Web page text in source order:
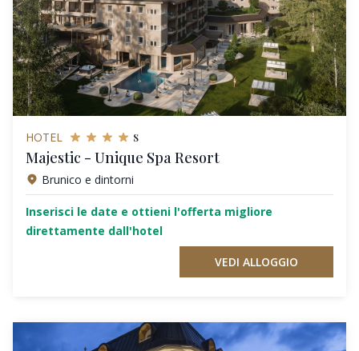
HOTEL s
Majestic - Unique Spa Resort
Brunico e dintorni
Inserisci le date e ottieni l'offerta migliore
direttamente dall'hotel
VEDI ALLOGGIO